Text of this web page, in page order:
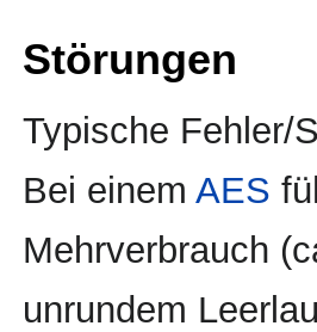
Störungen
Typische Fehler/
Bei einem AES
Mehrverbrauch
unrundem